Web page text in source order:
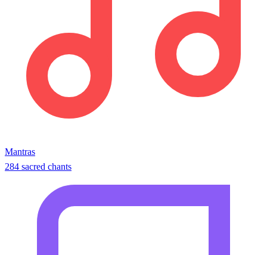
Mantras
284 sacred chants